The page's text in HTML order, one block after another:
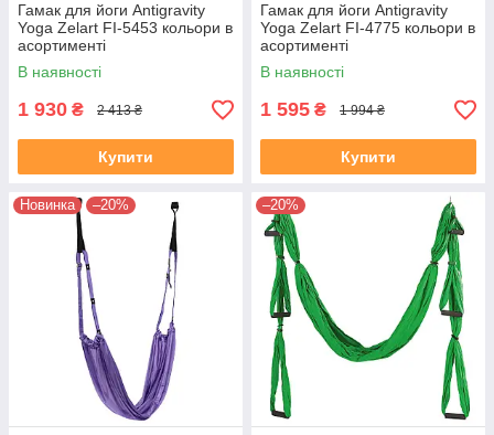
Гамак для йоги Antigravity
Yoga Zelart FI-5453 кольори в
асортименті
В наявності
1 930 ₴ 2 413 ₴
Купити
Гамак для йоги Antigravity
Yoga Zelart FI-4775 кольори в
асортименті
В наявності
1 595 ₴ 1 994 ₴
Купити
Новинка –20% –20%